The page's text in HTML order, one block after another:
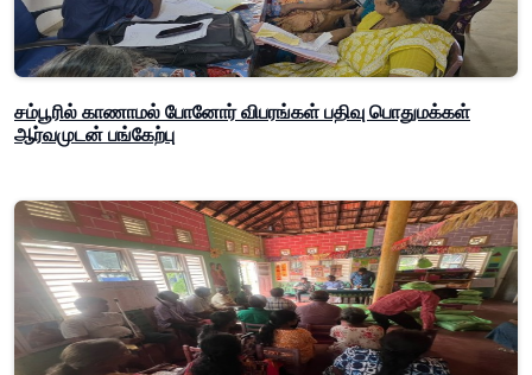
சம்பூரில் காணாமல் போனோர் விபரங்கள் பதிவு பொதுமக்கள்
ஆர்வமுடன் பங்கேற்பு